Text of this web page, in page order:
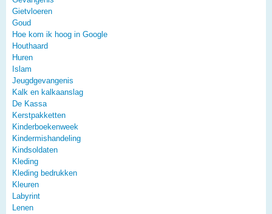
Gietvloeren
Goud
Hoe kom ik hoog in Google
Houthaard
Huren
Islam
Jeugdgevangenis
Kalk en kalkaanslag
De Kassa
Kerstpakketten
Kinderboekenweek
Kindermishandeling
Kindsoldaten
Kleding
Kleding bedrukken
Kleuren
Labyrint
Lenen